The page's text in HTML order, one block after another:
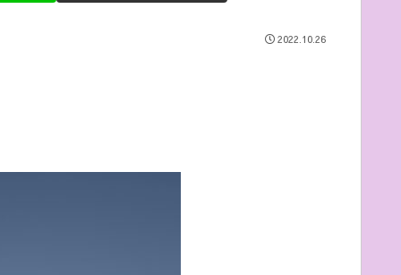
2022.10.26